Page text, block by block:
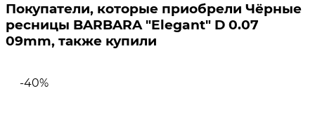
Покупатели, которые приобрели Чёрные
ресницы BARBARA "Elegant" D 0.07
09mm, также купили
-40%